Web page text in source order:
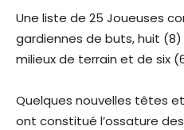
Une liste de 25 Joueuses
gardiennes de buts, huit
milieux de terrain et de six
Quelques nouvelles têtes
ont constitué l’ossature